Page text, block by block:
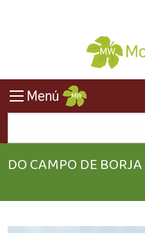
Menú
DO CAMPO DE BORJA